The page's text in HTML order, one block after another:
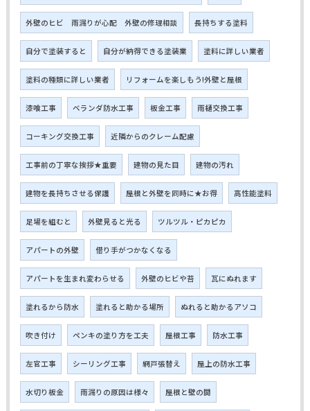
外壁のヒビ 雨漏りが心配 外壁の修理相談 長持ちする塗料
自分で塗装すると 自分が納得できる塗装業 塗料に詳しい業者
塗料の種類に詳しい業者 リフォームを楽しもう!外壁と屋根
漆喰工事 ベランダ防水工事 板金工事 雨樋交換工事
コーキング交換工事 近隣からのクレーム配慮
工事前の丁寧な挨拶★重要 建物の見た目 建物の汚れ
建物を長持ちさせる保護 屋根と外壁を同時に★お得 高性能塗料
足場を組むと 外壁見ると光る ツルツル・ピカピカ
アパートの外壁 借り手がつかなくなる
アパートを生まれ変わらせる 外壁のヒビや苔 瓦にぬれます
塗れるから防水 塗れると助かる場所 ぬれると助かるアソコ
吹き付け ペンキの塗り方を工夫 屋根工事 防水工事
左官工事 シーリング工事 網戸張替え 屋上の防水工事
水切り板金 雨漏りの原因は様々 屋根と壁の間